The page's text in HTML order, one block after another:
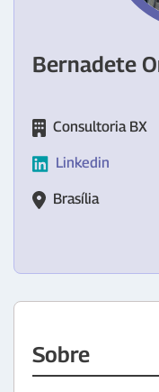
Bernadete
Consultoria BX
Linkedin
Brasília
Sobre